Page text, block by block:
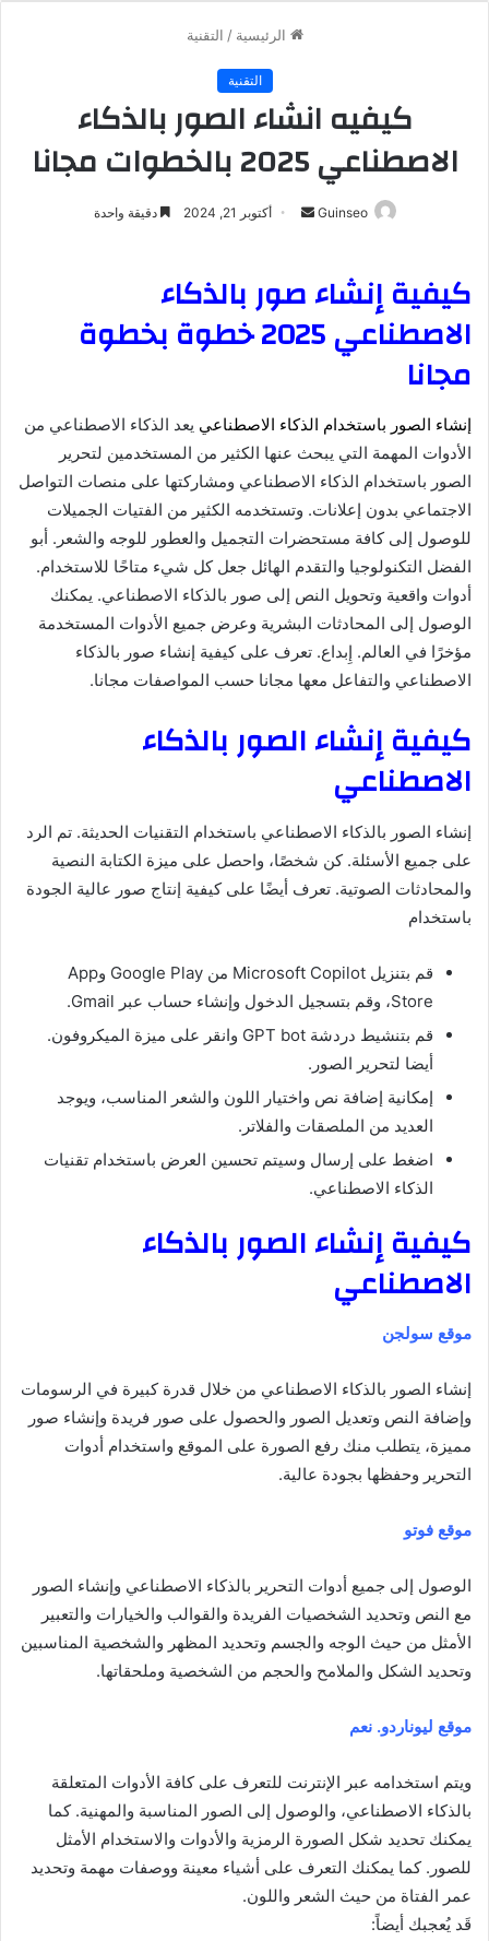
الرئيسية / التقنية
التقنية
كيفيه انشاء الصور بالذكاء
الاصطناعي 2025 بالخطوات مجانا
Guinseo
أرسلأكتوبر 21, 2024 دقيقة واحدة
كيفية إنشاء صور بالذكاء
الاصطناعي 2025 خطوة بخطوة
مجانا
إنشاء الصور باستخدام الذكاء الاصطناعي يعد الذكاء الاصطناعي من
الأدوات المهمة التي يبحث عنها الكثير من المستخدمين لتحرير
الصور باستخدام الذكاء الاصطناعي ومشاركتها على منصات التواصل
الاجتماعي بدون إعلانات. وتستخدمه الكثير من الفتيات الجميلات
للوصول إلى كافة مستحضرات التجميل والعطور للوجه والشعر. أبو
الفضل التكنولوجيا والتقدم الهائل جعل كل شيء متاحًا للاستخدام.
أدوات واقعية وتحويل النص إلى صور بالذكاء الاصطناعي. يمكنك
الوصول إلى المحادثات البشرية وعرض جميع الأدوات المستخدمة
مؤخرًا في العالم. إِبداع. تعرف على كيفية إنشاء صور بالذكاء
الاصطناعي والتفاعل معها مجانا حسب المواصفات مجانا.
كيفية إنشاء الصور بالذكاء
الاصطناعي
إنشاء الصور بالذكاء الاصطناعي باستخدام التقنيات الحديثة. تم الرد
على جميع الأسئلة. كن شخصًا، واحصل على ميزة الكتابة النصية
والمحادثات الصوتية. تعرف أيضًا على كيفية إنتاج صور عالية الجودة
باستخدام
قم بتنزيل Microsoft Copilot من Google Play وApp
Store، وقم بتسجيل الدخول وإنشاء حساب عبر Gmail.
قم بتنشيط دردشة GPT bot وانقر على ميزة الميكروفون.
أيضا لتحرير الصور.
إمكانية إضافة نص واختيار اللون والشعر المناسب، ويوجد
العديد من الملصقات والفلاتر.
اضغط على إرسال وسيتم تحسين العرض باستخدام تقنيات
الذكاء الاصطناعي.
كيفية إنشاء الصور بالذكاء
الاصطناعي
موقع سولجن
إنشاء الصور بالذكاء الاصطناعي من خلال قدرة كبيرة في الرسومات
وإضافة النص وتعديل الصور والحصول على صور فريدة وإنشاء صور
مميزة، يتطلب منك رفع الصورة على الموقع واستخدام أدوات
التحرير وحفظها بجودة عالية.
موقع فوتو
الوصول إلى جميع أدوات التحرير بالذكاء الاصطناعي وإنشاء الصور
مع النص وتحديد الشخصيات الفريدة والقوالب والخيارات والتعبير
الأمثل من حيث الوجه والجسم وتحديد المظهر والشخصية المناسبين
وتحديد الشكل والملامح والحجم من الشخصية وملحقاتها.
موقع ليوناردو. نعم
ويتم استخدامه عبر الإنترنت للتعرف على كافة الأدوات المتعلقة
بالذكاء الاصطناعي، والوصول إلى الصور المناسبة والمهنية. كما
يمكنك تحديد شكل الصورة الرمزية والأدوات والاستخدام الأمثل
للصور. كما يمكنك التعرف على أشياء معينة ووصفات مهمة وتحديد
عمر الفتاة من حيث الشعر واللون.
قَد يُعجبك أيضاً: